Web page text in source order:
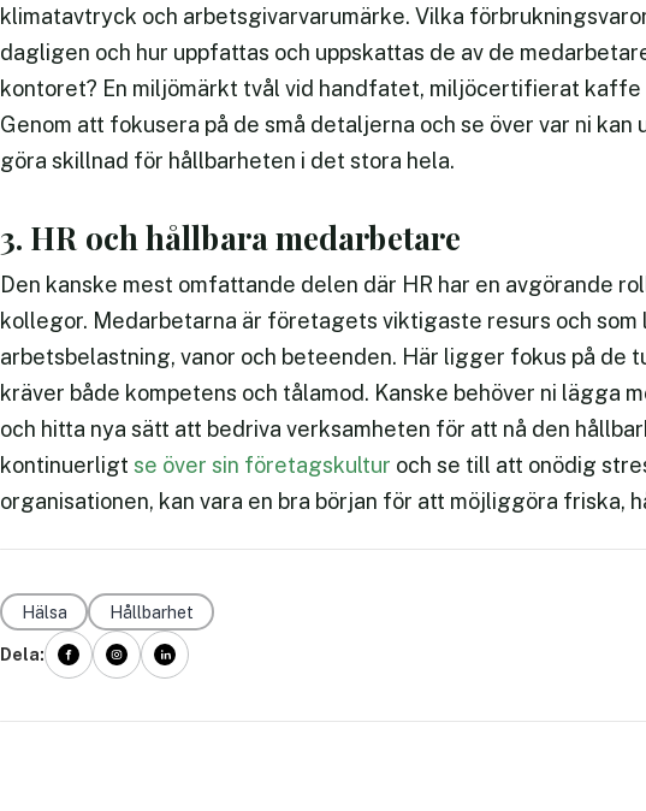
klimatavtryck och arbetsgivarvarumärke. Vilka
dagligen och hur uppfattas och uppskattas de av de
kontoret? En miljömärkt tvål vid handfatet, miljöcertifierat kaffe
Genom att fokusera på de små detaljerna och se över var ni kan
göra skillnad för hållbarheten i det stora hela.
3. HR och hållbara medarbetare
Den kanske mest omfattande delen där HR har en avgörande
kollegor. Medarbetarna är företagets viktigaste resurs och som
arbetsbelastning, vanor och beteenden. Här ligger fokus på de
kräver både kompetens och tålamod. Kanske behöver ni lägga
och hitta nya sätt att bedriva verksamheten för att nå den
kontinuerligt se över sin företagskultur och se till att onödig
organisationen, kan vara en bra början för att möjliggöra friska,
Hälsa Hållbarhet
Dela: